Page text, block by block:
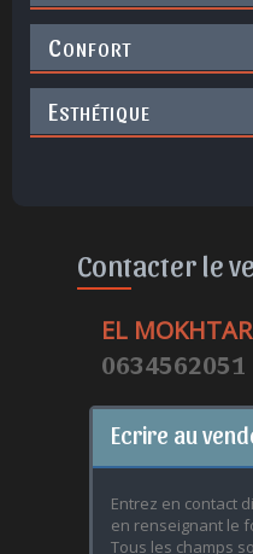
CONFORT
ESTHÉTIQUE
Contacter le
EL
0634562051
Ecrire au
Entrez en contact
en renseignant le
Tous les champs